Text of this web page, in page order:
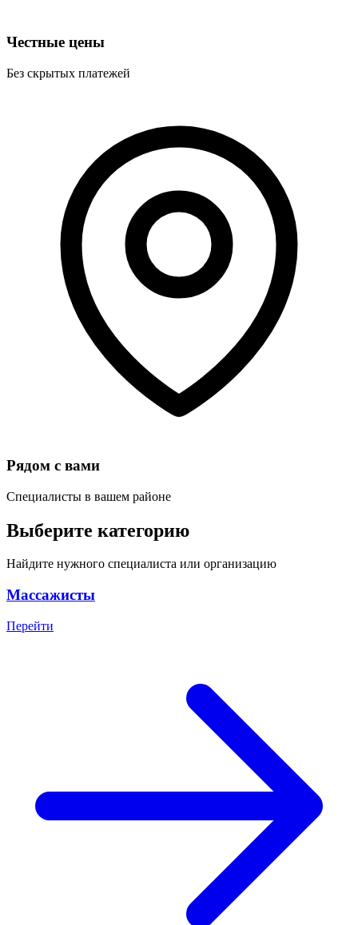
Честные цены
Без скрытых платежей
Рядом с вами
Специалисты в вашем районе
Выберите категорию
Найдите нужного специалиста или организацию
Массажисты
Перейти